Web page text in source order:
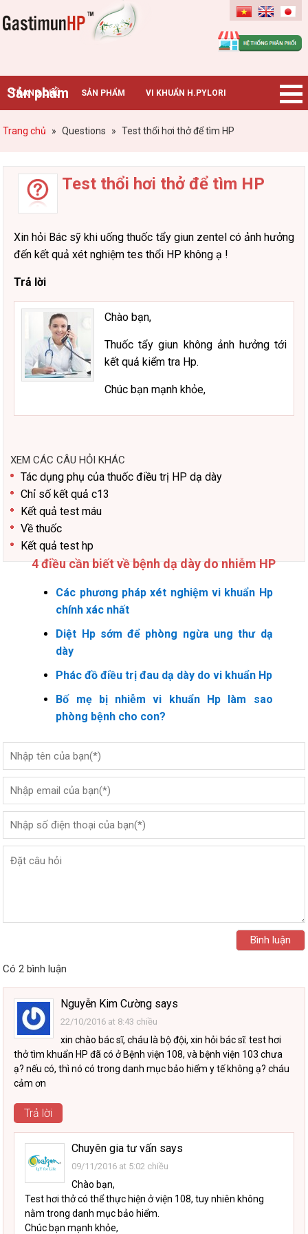
Gastimunhp
Sản phẩm
TRANG CHỦ SẢN PHẨM VI KHUẨN H.PYLORI
BỆNH DẠ DÀY TIN TỨC – SỰ KIỆN HƯỚNG DẪN MUA HÀNG
Trang chủ » Questions » Test thổi hơi thở để tìm HP
Test thổi hơi thở để tìm HP
Xin hỏi Bác sỹ khi uống thuốc tẩy giun zentel có ảnh hưởng
đến kết quả xét nghiệm tes thổi HP không ạ !
Trả lời
Chào bạn,
Thuốc tẩy giun không ảnh hưởng tới
kết quả kiểm tra Hp.
Chúc bạn mạnh khỏe,
XEM CÁC CÂU HỎI KHÁC
Tác dụng phụ của thuốc điều trị HP dạ dày
Chỉ số kết quả c13
Kết quả test máu
Về thuốc
Kết quả test hp
4 điều cần biết về bệnh dạ dày do nhiễm HP
Các phương pháp xét nghiệm vi khuẩn Hp
chính xác nhất
Diệt Hp sớm để phòng ngừa ung thư dạ
dày
Phác đồ điều trị đau dạ dày do vi khuẩn Hp
Bố mẹ bị nhiễm vi khuẩn Hp làm sao
phòng bệnh cho con?
Có 2 bình luận
Nguyễn Kim Cường says
22/10/2016 at 8:43 chiều
xin chào bác sĩ, cháu là bộ đội, xin hỏi bác sĩ: test hơi
thở tìm khuẩn HP đã có ở Bệnh viện 108, và bệnh viện 103 chưa
ạ? nếu có, thì nó có trong danh mục bảo hiểm y tế không ạ? cháu
cảm ơn
Trả lời
Chuyên gia tư vấn says
09/11/2016 at 5:02 chiều
Chào bạn,
Test hơi thở có thể thực hiện ở viện 108, tuy nhiên không
nằm trong danh mục bảo hiểm.
Chúc bạn mạnh khỏe,